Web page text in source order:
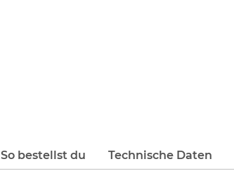
So bestellst du Technische Daten